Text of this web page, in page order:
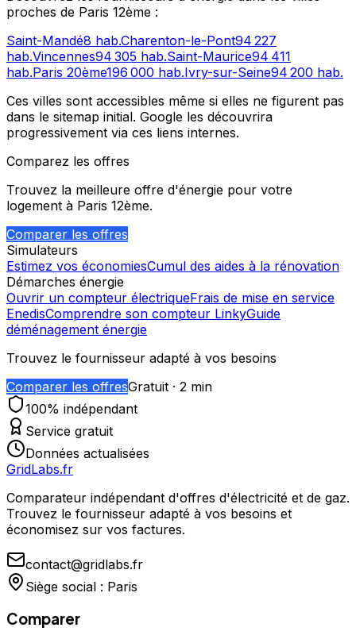
proches de Paris 12ème :
Saint-Mandé8 hab.Charenton-le-Pont94 227
hab.Vincennes94 305 hab.Saint-Maurice94 411
hab.Paris 20ème196 000 hab.Ivry-sur-Seine94 200 hab.
Ces villes sont accessibles même si elles ne figurent pas
dans le sitemap initial. Google les découvrira
progressivement via ces liens internes.
Comparez les offres
Trouvez la meilleure offre d'énergie pour votre
logement à Paris 12ème.
Comparer les offres
Simulateurs
Estimez vos économiesCumul des aides à la rénovation
Démarches énergie
Ouvrir un compteur électriqueFrais de mise en service
EnedisComprendre son compteur LinkyGuide
déménagement énergie
Trouvez le fournisseur adapté à vos besoins
Comparer les offresGratuit · 2 min
100% indépendant
Service gratuit
Données actualisées
GridLabs.fr
Comparateur indépendant d'offres d'électricité et de gaz.
Trouvez le fournisseur adapté à vos besoins et
économisez sur vos factures.
contact@gridlabs.fr
Siège social : Paris
Comparer